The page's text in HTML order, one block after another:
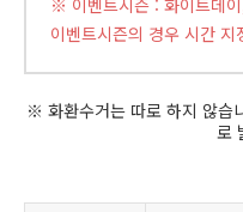
※ 이벤트시즌 : 화이트데
이벤트시즌의 경우 시간 지
※ 화환수거는 따로 하지 않습
로